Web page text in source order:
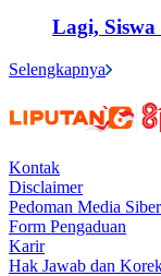
Lagi,
Selengkapnya
Kontak
Disclaimer
Pedoman Media Siber
Form Pengaduan
Karir
Hak Jawab dan